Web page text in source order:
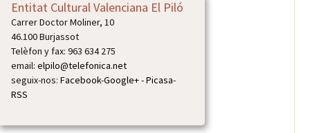
Entitat Cultural Valenciana El Piló
Carrer Doctor Moliner, 10
46.100 Burjassot
Telèfon y fax: 963 634 275
email: elpilo@telefonica.net
seguix-nos: Facebook-Google+-Picasa-
RSS